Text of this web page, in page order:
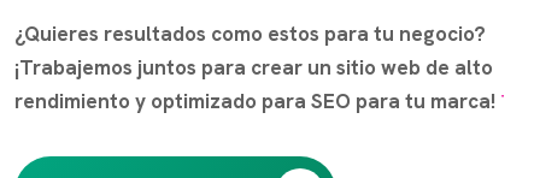
¿Quieres resultados como estos para tu negocio?
¡Trabajemos juntos para crear un sitio web de alto
rendimiento y optimizado para SEO para tu marca!